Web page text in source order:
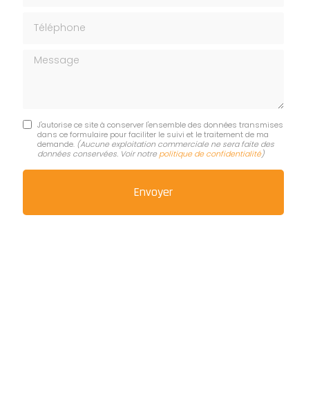
Message
J'autorise ce site à conserver l'ensemble des données transmises
dans ce formulaire pour faciliter le suivi et le traitement de ma
demande. (Aucune exploitation commerciale ne sera faite des
données conservées. Voir notre politique de confidentialité)